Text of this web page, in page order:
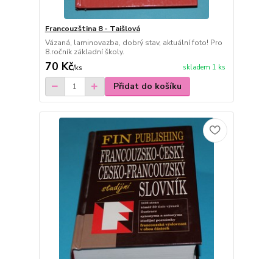
Francouzština 8 - Taišlová
Vázaná, laminovazba, dobrý stav, aktuální foto! Pro
8.ročník základní školy.
70 Kč/ks skladem 1 ks
Přidat do košíku